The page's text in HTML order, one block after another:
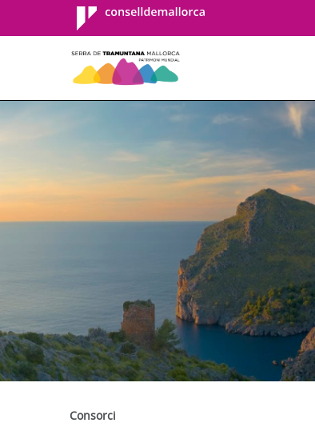
Consell de
Mallorca
Consorci